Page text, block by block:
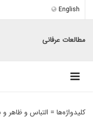
English
مطالعات عرفانی
کلیدواژه‌ها = التباس و ظاهر